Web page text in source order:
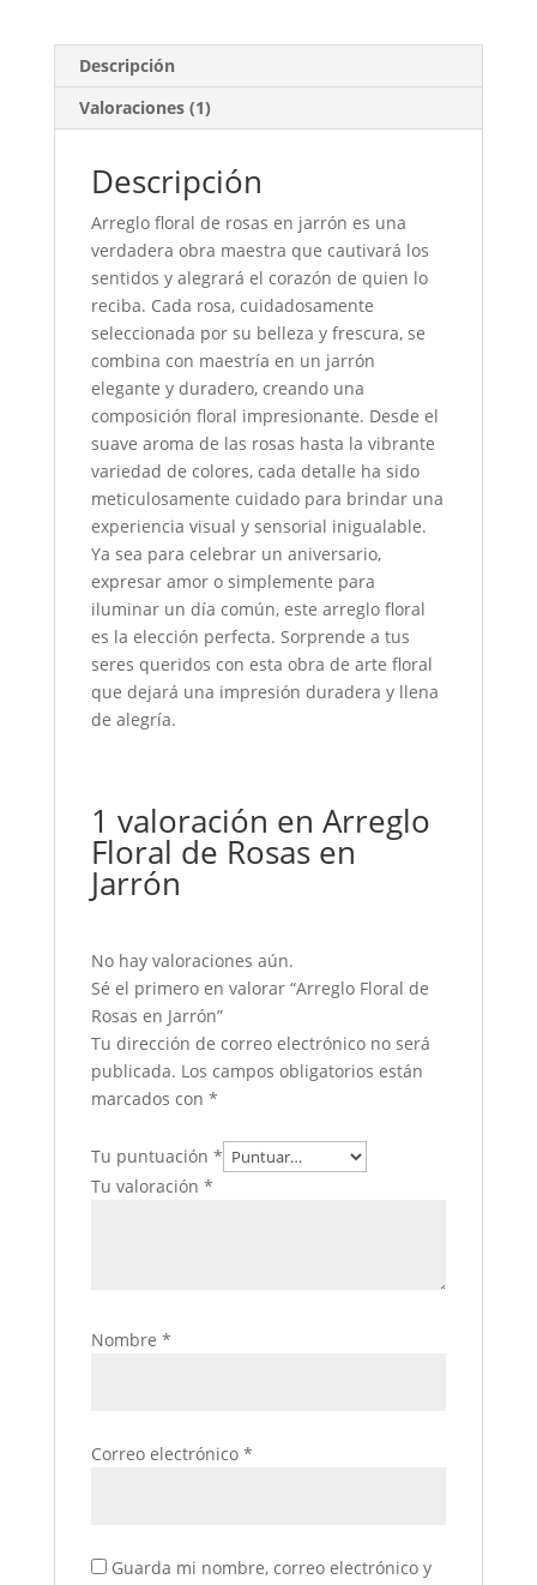
Descripción
Valoraciones (1)
Descripción
Arreglo floral de rosas en jarrón es una
verdadera obra maestra que cautivará los
sentidos y alegrará el corazón de quien lo
reciba. Cada rosa, cuidadosamente
seleccionada por su belleza y frescura, se
combina con maestría en un jarrón
elegante y duradero, creando una
composición floral impresionante. Desde el
suave aroma de las rosas hasta la vibrante
variedad de colores, cada detalle ha sido
meticulosamente cuidado para brindar una
experiencia visual y sensorial inigualable.
Ya sea para celebrar un aniversario,
expresar amor o simplemente para
iluminar un día común, este arreglo floral
es la elección perfecta. Sorprende a tus
seres queridos con esta obra de arte floral
que dejará una impresión duradera y llena
de alegría.
1 valoración en Arreglo
Floral de Rosas en
Jarrón
No hay valoraciones aún.
Sé el primero en valorar “Arreglo Floral de
Rosas en Jarrón”
Tu dirección de correo electrónico no será
publicada. Los campos obligatorios están
marcados con *
Tu puntuación *
Tu valoración *
Nombre *
Correo electrónico *
Guarda mi nombre, correo electrónico y